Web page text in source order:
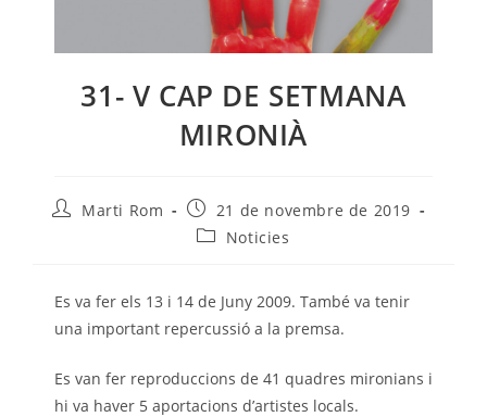
31- V CAP DE SETMANA
MIRONIÀ
AutorMarti Rom
Entrada
publicada:
21 de novembre de 2019
Categoria
Noticies
Es va fer els 13 i 14 de Juny 2009. També va tenir
una important repercussió a la premsa.
Es van fer reproduccions de 41 quadres mironians i
hi va haver 5 aportacions d’artistes locals.